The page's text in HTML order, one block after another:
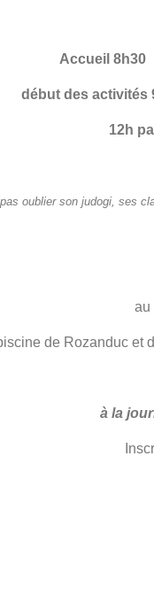
Accueil 8h30
début des activités
12h
oublier son judogi, ses
au
de Rozanduc et
à la